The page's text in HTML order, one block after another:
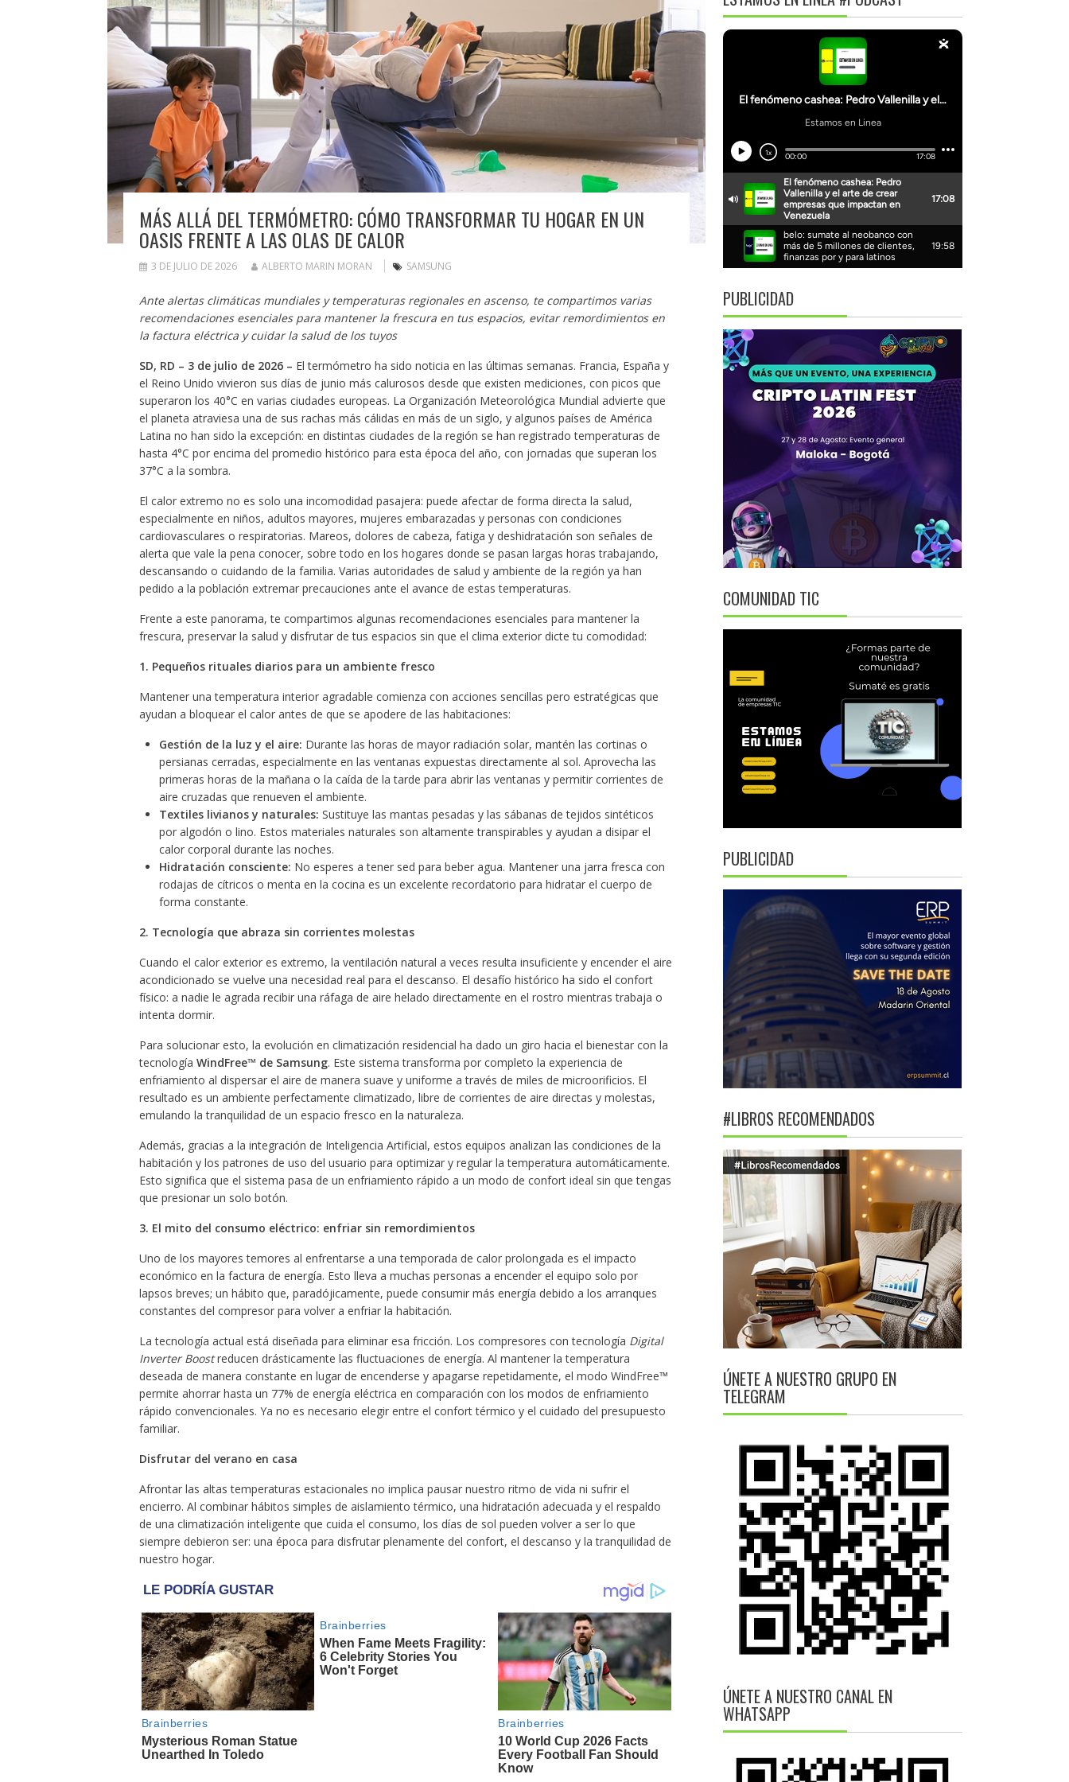
MÁS ALLÁ DEL TERMÓMETRO: CÓMO TRANSFORMAR TU HOGAR EN UN
OASIS FRENTE A LAS OLAS DE CALOR
3 DE JULIO DE 2026 ALBERTO MARIN MORAN SAMSUNG
Ante alertas climáticas mundiales y temperaturas regionales en ascenso, te compartimos varias
recomendaciones esenciales para mantener la frescura en tus espacios, evitar remordimientos en
la factura eléctrica y cuidar la salud de los tuyos
SD, RD – 3 de julio de 2026 – El termómetro ha sido noticia en las últimas semanas. Francia, España y
el Reino Unido vivieron sus días de junio más calurosos desde que existen mediciones, con picos que
superaron los 40°C en varias ciudades europeas. La Organización Meteorológica Mundial advierte que
el planeta atraviesa una de sus rachas más cálidas en más de un siglo, y algunos países de América
Latina no han sido la excepción: en distintas ciudades de la región se han registrado temperaturas de
hasta 4°C por encima del promedio histórico para esta época del año, con jornadas que superan los
37°C a la sombra.
El calor extremo no es solo una incomodidad pasajera: puede afectar de forma directa la salud,
especialmente en niños, adultos mayores, mujeres embarazadas y personas con condiciones
cardiovasculares o respiratorias. Mareos, dolores de cabeza, fatiga y deshidratación son señales de
alerta que vale la pena conocer, sobre todo en los hogares donde se pasan largas horas trabajando,
descansando o cuidando de la familia. Varias autoridades de salud y ambiente de la región ya han
pedido a la población extremar precauciones ante el avance de estas temperaturas.
Frente a este panorama, te compartimos algunas recomendaciones esenciales para mantener la
frescura, preservar la salud y disfrutar de tus espacios sin que el clima exterior dicte tu comodidad:
1. Pequeños rituales diarios para un ambiente fresco
Mantener una temperatura interior agradable comienza con acciones sencillas pero estratégicas que
ayudan a bloquear el calor antes de que se apodere de las habitaciones:
Gestión de la luz y el aire: Durante las horas de mayor radiación solar, mantén las cortinas o
persianas cerradas, especialmente en las ventanas expuestas directamente al sol. Aprovecha las
primeras horas de la mañana o la caída de la tarde para abrir las ventanas y permitir corrientes de
aire cruzadas que renueven el ambiente.
Textiles livianos y naturales: Sustituye las mantas pesadas y las sábanas de tejidos sintéticos
por algodón o lino. Estos materiales naturales son altamente transpirables y ayudan a disipar el
calor corporal durante las noches.
Hidratación consciente: No esperes a tener sed para beber agua. Mantener una jarra fresca con
rodajas de cítricos o menta en la cocina es un excelente recordatorio para hidratar el cuerpo de
forma constante.
2. Tecnología que abraza sin corrientes molestas
Cuando el calor exterior es extremo, la ventilación natural a veces resulta insuficiente y encender el aire
acondicionado se vuelve una necesidad real para el descanso. El desafío histórico ha sido el confort
físico: a nadie le agrada recibir una ráfaga de aire helado directamente en el rostro mientras trabaja o
intenta dormir.
Para solucionar esto, la evolución en climatización residencial ha dado un giro hacia el bienestar con la
tecnología WindFree™ de Samsung. Este sistema transforma por completo la experiencia de
enfriamiento al dispersar el aire de manera suave y uniforme a través de miles de microorificios. El
resultado es un ambiente perfectamente climatizado, libre de corrientes de aire directas y molestas,
emulando la tranquilidad de un espacio fresco en la naturaleza.
Además, gracias a la integración de Inteligencia Artificial, estos equipos analizan las condiciones de la
habitación y los patrones de uso del usuario para optimizar y regular la temperatura automáticamente.
Esto significa que el sistema pasa de un enfriamiento rápido a un modo de confort ideal sin que tengas
que presionar un solo botón.
3. El mito del consumo eléctrico: enfriar sin remordimientos
Uno de los mayores temores al enfrentarse a una temporada de calor prolongada es el impacto
económico en la factura de energía. Esto lleva a muchas personas a encender el equipo solo por
lapsos breves; un hábito que, paradójicamente, puede consumir más energía debido a los arranques
constantes del compresor para volver a enfriar la habitación.
La tecnología actual está diseñada para eliminar esa fricción. Los compresores con tecnología Digital
Inverter Boostreducen drásticamente las fluctuaciones de energía. Al mantener la temperatura
deseada de manera constante en lugar de encenderse y apagarse repetidamente, el modo WindFree™
permite ahorrar hasta un 77% de energía eléctrica en comparación con los modos de enfriamiento
rápido convencionales. Ya no es necesario elegir entre el confort térmico y el cuidado del presupuesto
familiar.
Disfrutar del verano en casa
Afrontar las altas temperaturas estacionales no implica pausar nuestro ritmo de vida ni sufrir el
encierro. Al combinar hábitos simples de aislamiento térmico, una hidratación adecuada y el respaldo
de una climatización inteligente que cuida el consumo, los días de sol pueden volver a ser lo que
siempre debieron ser: una época para disfrutar plenamente del confort, el descanso y la tranquilidad de
nuestro hogar.
PUBLICIDAD
COMUNIDAD TIC
PUBLICIDAD
#LIBROS RECOMENDADOS
ÚNETE A NUESTRO GRUPO EN
TELEGRAM
ÚNETE A NUESTRO CANAL EN
WHATSAPP